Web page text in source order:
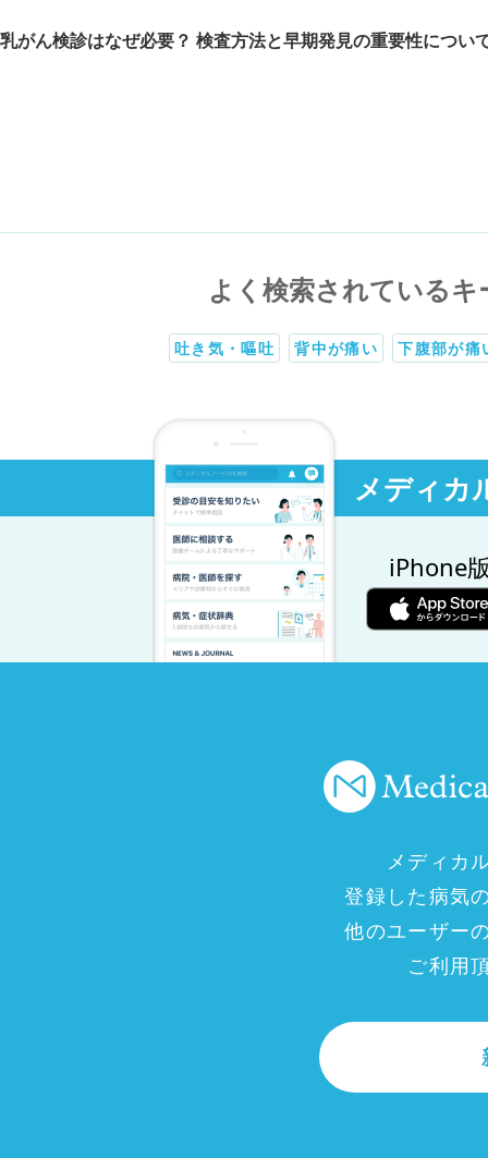
乳がん検診はなぜ必要？ 検査方法と早期発見の重要性につい
よく検索されているキ
吐き気・嘔吐 背中が痛い 下腹部が痛
メディカ
iPhone
メディカ
登録した病気
他のユーザー
ご利用